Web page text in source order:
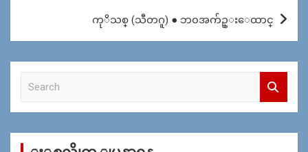
ကုိသစ္ (သီတဂူ) ● ဘ၀အက်ဥ္းေထာင္
c